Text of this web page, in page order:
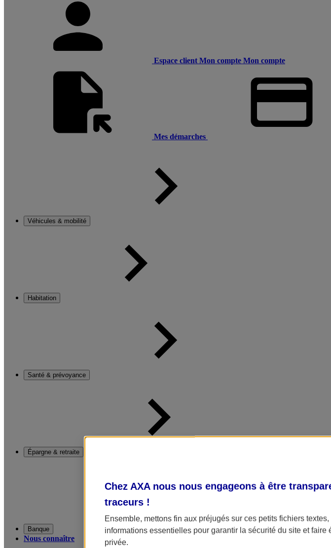
Espace client Mon compte Mon compte
Mes démarches
Véhicules & mobilité
Habitation
Santé & prévoyance
Épargne & retraite
Banque
Nous connaître
Chez AXA nous nous engageons à être
traceurs !
Ensemble, mettons fin aux préjugés sur ces petits fichiers
informations essentielles pour garantir la sécurité du site et
privée.